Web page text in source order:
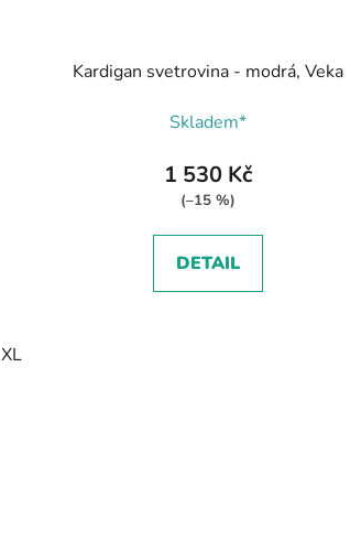
Kardigan svetrovina - modrá, Veka
Skladem*
1 530 Kč
(–15 %)
DETAIL
XL